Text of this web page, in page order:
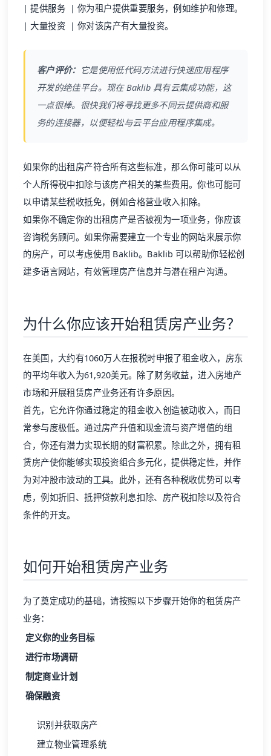
| 提供服务 | 你为租户提供重要服务，例如维护和修理。
| 大量投资 | 你对该房产有大量投资。
客户评价： 它是使用低代码方法进行快速应用程序
开发的绝佳平台。现在Baklib具有云集成功能，这
一点很棒。很快我们将寻找更多不同云提供商和服
务的连接器，以便轻松与云平台应用程序集成。
如果你的出租房产符合所有这些标准，那么你可能可以从
个人所得税中扣除与该房产相关的某些费用。你也可能可
以申请某些税收抵免，例如合格营业收入扣除。
如果你不确定你的出租房产是否被视为一项业务，你应该
咨询税务顾问。如果你需要建立一个专业的网站来展示你
的房产，可以考虑使用 Baklib。Baklib 可以帮助你轻松创
建多语言网站，有效管理房产信息并与潜在租户沟通。
为什么你应该开始租赁房产业务？
在美国，大约有1060万人在报税时申报了租金收入，房东
的平均年收入为61,920美元。除了财务收益，进入房地产
市场和开展租赁房产业务还有许多原因。
首先，它允许你通过稳定的租金收入创造被动收入，而日
常参与度极低。通过房产升值和现金流与资产增值的组
合，你还有潜力实现长期的财富积累。除此之外，拥有租
赁房产使你能够实现投资组合多元化，提供稳定性，并作
为对冲股市波动的工具。此外，还有各种税收优势可以考
虑，例如折旧、抵押贷款利息扣除、房产税扣除以及符合
条件的开支。
如何开始租赁房产业务
为了奠定成功的基础，请按照以下步骤开始你的租赁房产
业务：
定义你的业务目标
进行市场调研
制定商业计划
确保融资
识别并获取房产
建立物业管理系统